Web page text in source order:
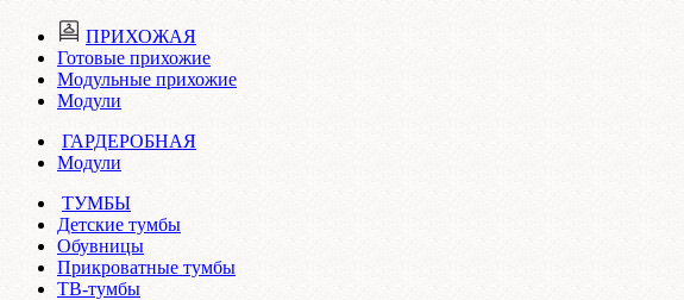
ПРИХОЖАЯ
Готовые прихожие
Модульные прихожие
Модули
ГАРДЕРОБНАЯ
Модули
ТУМБЫ
Детские тумбы
Обувницы
Прикроватные тумбы
ТВ-тумбы